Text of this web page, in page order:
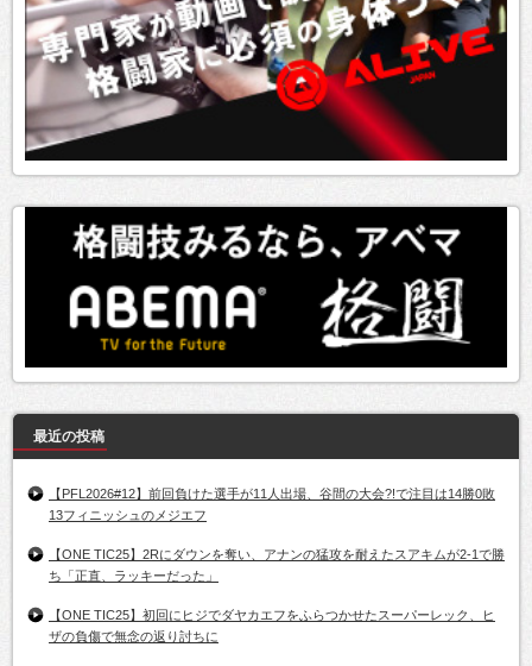
最近の投稿
【PFL2026#12】前回負けた選手が11人出場、谷間の大会?!で注目は14勝0敗
13フィニッシュのメジエフ
【ONE TIC25】2Rにダウンを奪い、アナンの猛攻を耐えたスアキムが2-1で勝
ち「正直、ラッキーだった」
【ONE TIC25】初回にヒジでダヤカエフをふらつかせたスーパーレック、ヒ
ザの負傷で無念の返り討ちに